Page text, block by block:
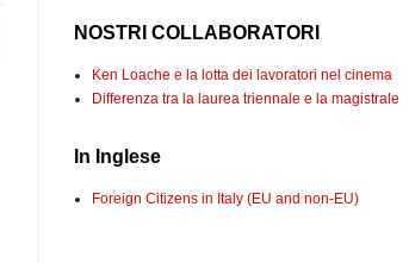
NOSTRI COLLABORATORI
Ken Loache e la lotta dei lavoratori nel cinema
Differenza tra la laurea triennale e la magistrale
In Inglese
Foreign Citizens in Italy (EU and non-EU)